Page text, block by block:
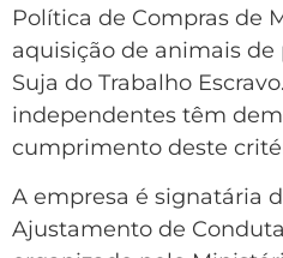
Política de Compras de
aquisição de animais
Suja do Trabalho
independentes têm
cumprimento deste
A empresa é signatária
Ajustamento de